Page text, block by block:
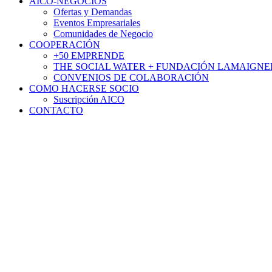
Ofertas y Demandas
Eventos Empresariales
Comunidades de Negocio
COOPERACIÓN
+50 EMPRENDE
THE SOCIAL WATER + FUNDACIÓN
CONVENIOS DE COLABORACIÓN
COMO HACERSE SOCIO
Suscripción AICO
CONTACTO